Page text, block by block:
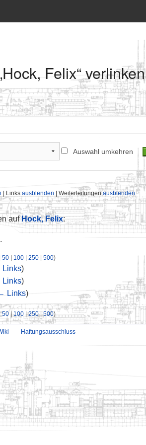
Felix“ verlinken
Auswahl umkehren
| Links ausblenden | Weiterleitungenausblenden
aufHock, Felix:
|50 100 |250 |500)
)
)
Links)
50 |100 |250|500)
Haftungsausschluss